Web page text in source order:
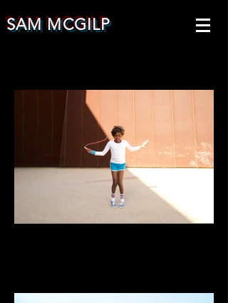
SAM MCGILP